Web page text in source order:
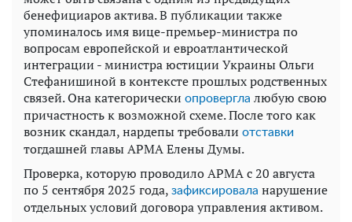
бенефициаров актива. В публикации также
упоминалось имя вице-премьер-министра по
вопросам европейской и евроатлантической
интеграции - министра юстиции Украины Ольги
Стефанишиной в контексте прошлых родственных
связей. Она категорически опровергла любую свою
причастность к возможной схеме. После того как
возник скандал, нардепы требовали отставки
тогдашней главы АРМА Елены Думы.
Проверка, которую проводило АРМА с 20 августа
по 5 сентября 2025 года, зафиксировала нарушение
отдельных условий договора управления активом.